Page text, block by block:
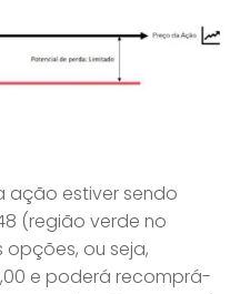
ação estiver sendo
(região verde no
ou seja,
e poderá recomprá-